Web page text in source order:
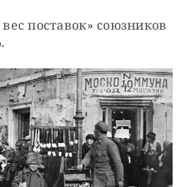
поставок» союзников